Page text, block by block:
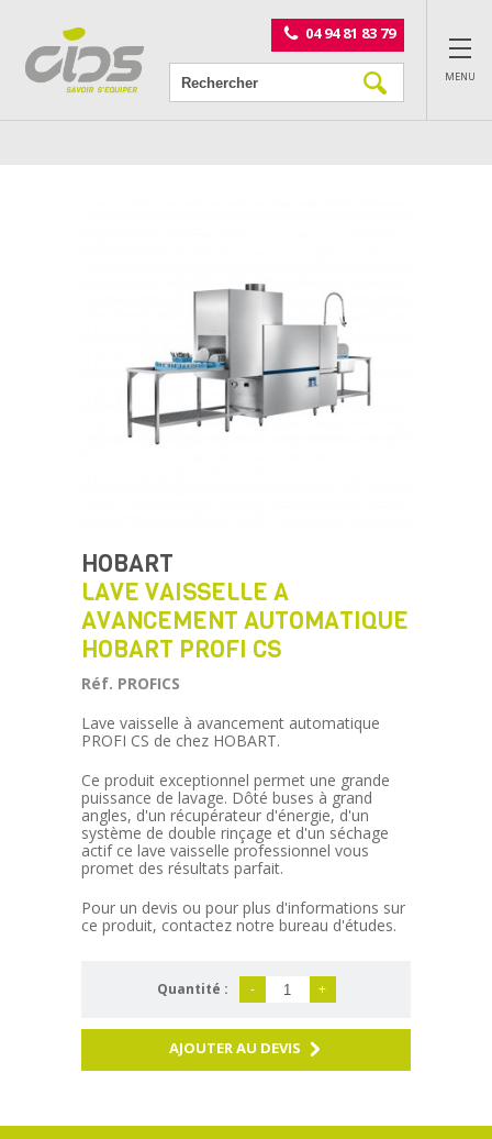
04 94 81 83 79
MENU
HOBART
LAVE VAISSELLE A
AVANCEMENT AUTOMATIQUE
HOBART PROFI CS
Réf. PROFICS
Lave vaisselle à avancement automatique
PROFI CS de chez HOBART.
Ce produit exceptionnel permet une grande
puissance de lavage. Dôté buses à grand
angles, d'un récupérateur d'énergie, d'un
système de double rinçage et d'un séchage
actif ce lave vaisselle professionnel vous
promet des résultats parfait.
Pour un devis ou pour plus d'informations sur
ce produit, contactez notre bureau d'études.
Quantité : - +
AJOUTER AU DEVIS